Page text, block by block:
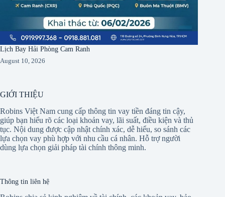
Lịch Bay Hải Phòng Cam Ranh
August 10, 2026
GIỚI THIỆU
Robins Việt Nam cung cấp thông tin vay tiền đáng tin cậy,
giúp bạn hiểu rõ các loại khoản vay, lãi suất, điều kiện và thủ
tục. Nội dung được cập nhật chính xác, dễ hiểu, so sánh các
lựa chọn vay phù hợp với nhu cầu cá nhân. Hỗ trợ người
dùng lựa chọn giải pháp tài chính thông minh.
Thông tin liên hệ